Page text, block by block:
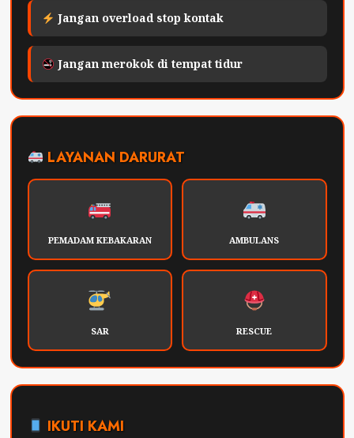
Jangan overload stop kontak
Jangan merokok di tempat tidur
LAYANAN DARURAT
PEMADAM KEBAKARAN AMBULANS
SAR RESCUE
IKUTI KAMI